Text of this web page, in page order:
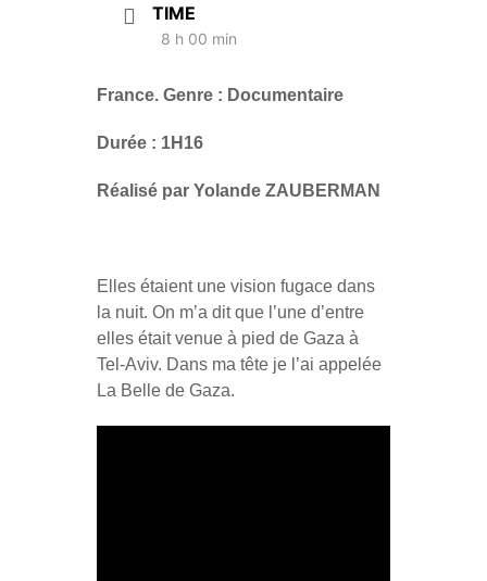
TIME
8 h 00 min
France. Genre : Documentaire
Durée : 1H16
Réalisé par Yolande ZAUBERMAN
Elles étaient une vision fugace dans
la nuit. On m’a dit que l’une d’entre
elles était venue à pied de Gaza à
Tel-Aviv. Dans ma tête je l’ai appelée
La Belle de Gaza.